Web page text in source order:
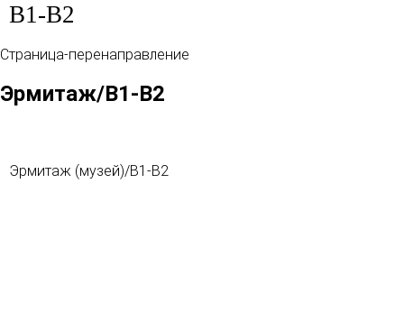
B1-B2
Страница-перенаправление
Эрмитаж/B1-B2
Эрмитаж (музей)/B1-B2